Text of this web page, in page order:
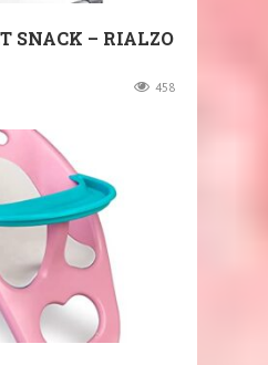
SNACK – RIALZO
458